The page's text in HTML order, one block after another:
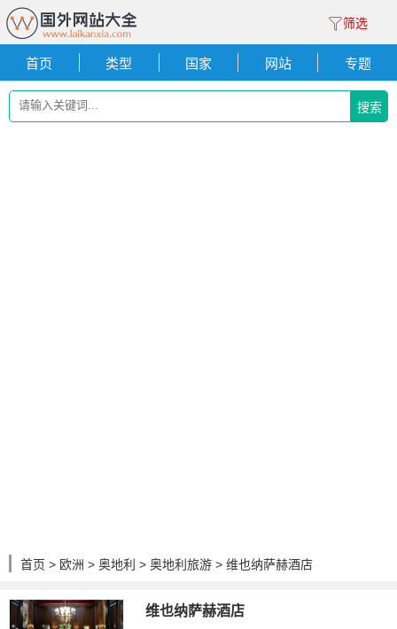
筛选
首页 类型 国家 网站 专题
搜索
首页 > 欧洲 > 奥地利 > 奥地利旅游 > 维也纳萨赫酒店
维也纳萨赫酒店